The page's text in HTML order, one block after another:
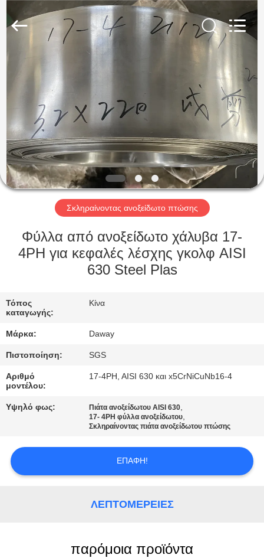
ΣΠΊΤΙ
ΠΡΟΪΌΝΤΑ
ΒΊΝΤΕΟ
ΠΕΡΊΠΟΥ
ΕΜΕΊΣ
ΓΎΡΟΣ
ΕΡΓΟΣΤΑΣΊΩΝ
ΈΛΕΓΧΟΣ
ΜΑΣ
ΕΛΆΤΕ
ΣΕ
ΕΠΑΦΉ
ΈΝΑ
ΑΠΌΣΠΑΣΜΑ
Ltd.
Σκληραίνοντας ανοξείδωτο πτώσης
Φύλλα από ανοξείδωτο χάλυβα 17-
4PH για κεφαλές λέσχης γκολφ AISI
630 Steel Plas
Τόπος
καταγωγής:
Κίνα
Μάρκα: Daway
Πιστοποίηση: SGS
Αριθμό
μοντέλου:
17-4PH, AISI 630 και x5CrNiCuNb16-4
Υψηλό φως: Πιάτα ανοξείδωτου AISI 630,
17- 4PH φύλλα ανοξείδωτου,
Σκληραίνοντας πιάτα ανοξείδωτου πτώσης
ΕΠΑΦΉ!
ΛΕΠΤΟΜΈΡΕΙΕΣ
παρόμοια προϊόντα